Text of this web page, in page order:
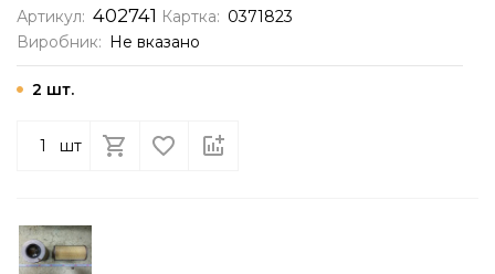
Артикул: 402741 Картка: 0371823
Виробник: Не вказано
2 шт.
шт